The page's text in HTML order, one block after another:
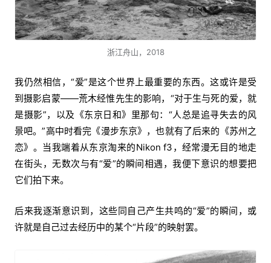
浙江舟山，2018
我仍然相信，“爱”是这个世界上最重要的东西。这或许是受
到摄影启蒙——荒木经惟先生的影响，“对于生与死的爱，就
是摄影”，以及《东京日和》里那句：“人总是追寻失去的风
景吧。”高中时看完《漫步东京》，也就有了后来的《苏州之
恋》。当我端着从东京淘来的Nikon f3，经常漫无目的地走
在街头，无数次与有“爱”的瞬间相遇，我便下意识的想要把
它们拍下来。
后来我逐渐意识到，这些同自己产生共鸣的“爱”的瞬间，或
许就是自己过去经历中的某个“片段”的映射罢。